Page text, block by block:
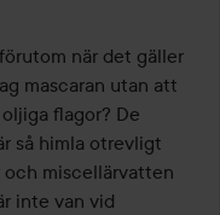
när det gäller
mascaran utan att
flagor? De
så himla otrevligt
och miscellärvatten
inte van vid